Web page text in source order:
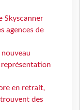
Skyscanner
agences de
représentation
en retrait,
des